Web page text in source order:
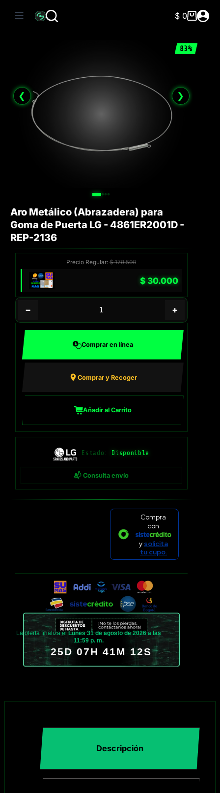
Carro
$0
83%
❮ ❯
Aro Metálico (Abrazadera) para
Goma de Puerta LG - 4861ER2001D -
REP-2136
Precio Regular:$178.500
$30.000
− +
Comprar en línea
Comprar y Recoger
Añadir al Carrito
Estado: Disponible
📬 Consulta envío
Compra
con
y solicita
tu cupo.
La oferta finaliza elLunes 31 de agosto de 2026 a las
11:59 p. m.
25D 07H 41M 12S
Descripción